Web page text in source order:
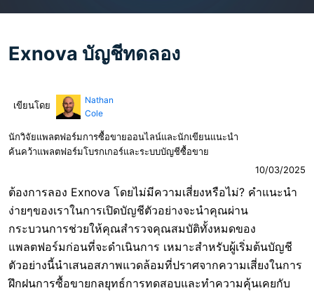
Exnova บัญชีทดลอง
เขียนโดย
Nathan
Cole
นักวิจัยแพลตฟอร์มการซื้อขายออนไลน์และนักเขียนแนะนำ
ค้นคว้าแพลตฟอร์มโบรกเกอร์และระบบบัญชีซื้อขาย
10/03/2025
ต้องการลอง Exnova โดยไม่มีความเสี่ยงหรือไม่? คำแนะนำ
ง่ายๆของเราในการเปิดบัญชีตัวอย่างจะนำคุณผ่าน
กระบวนการช่วยให้คุณสำรวจคุณสมบัติทั้งหมดของ
แพลตฟอร์มก่อนที่จะดำเนินการ เหมาะสำหรับผู้เริ่มต้นบัญชี
ตัวอย่างนี้นำเสนอสภาพแวดล้อมที่ปราศจากความเสี่ยงในการ
ฝึกฝนการซื้อขายกลยุทธ์การทดสอบและทำความคุ้นเคยกับ